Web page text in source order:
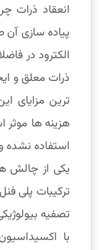
انعقاد ذرات
پیاده سازی
الکترود در
ذرات معلق و
ترین مزایای
هزینه ها موثر
استفاده نشده
یکی از چالش
ترکیبات پلی
تصفیه
با